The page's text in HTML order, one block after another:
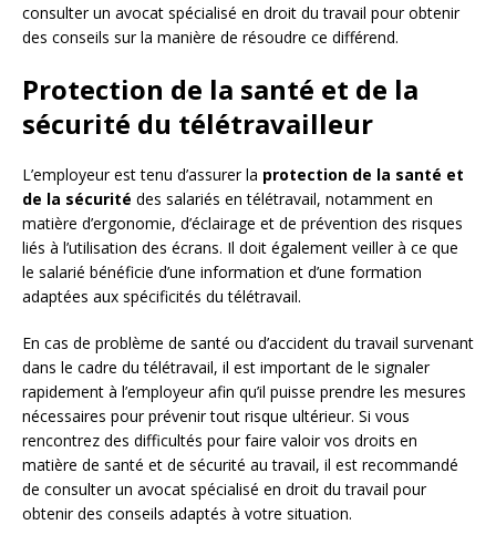
consulter un avocat spécialisé en droit du travail pour obtenir
des conseils sur la manière de résoudre ce différend.
Protection de la santé et de la
sécurité du télétravailleur
L’employeur est tenu d’assurer la protection de la santé et
de la sécurité des salariés en télétravail, notamment en
matière d’ergonomie, d’éclairage et de prévention des risques
liés à l’utilisation des écrans. Il doit également veiller à ce que
le salarié bénéficie d’une information et d’une formation
adaptées aux spécificités du télétravail.
En cas de problème de santé ou d’accident du travail survenant
dans le cadre du télétravail, il est important de le signaler
rapidement à l’employeur afin qu’il puisse prendre les mesures
nécessaires pour prévenir tout risque ultérieur. Si vous
rencontrez des difficultés pour faire valoir vos droits en
matière de santé et de sécurité au travail, il est recommandé
de consulter un avocat spécialisé en droit du travail pour
obtenir des conseils adaptés à votre situation.